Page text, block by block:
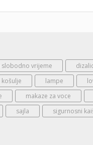
slobodno vrijeme
košulje lampe
makaze za voce
sajla sigurnosni